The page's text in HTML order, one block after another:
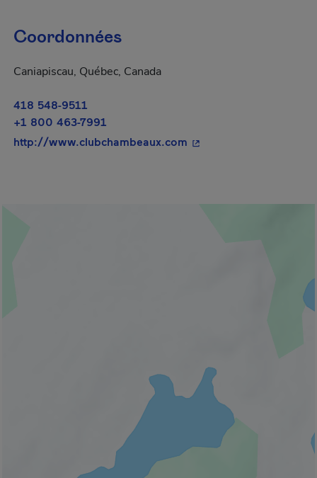
Coordonnées
Caniapiscau, Québec, Canada
418 548-9511
+1 800 463-7991
http://www.clubchambeaux.com - Cet hyperlien